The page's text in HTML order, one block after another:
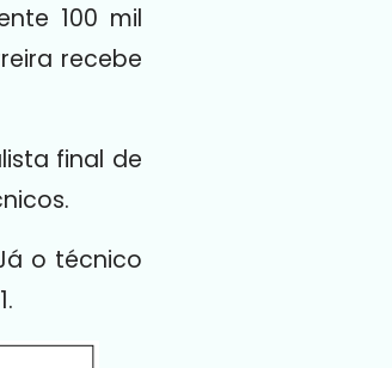
100 mil
recebe
final de
o técnico